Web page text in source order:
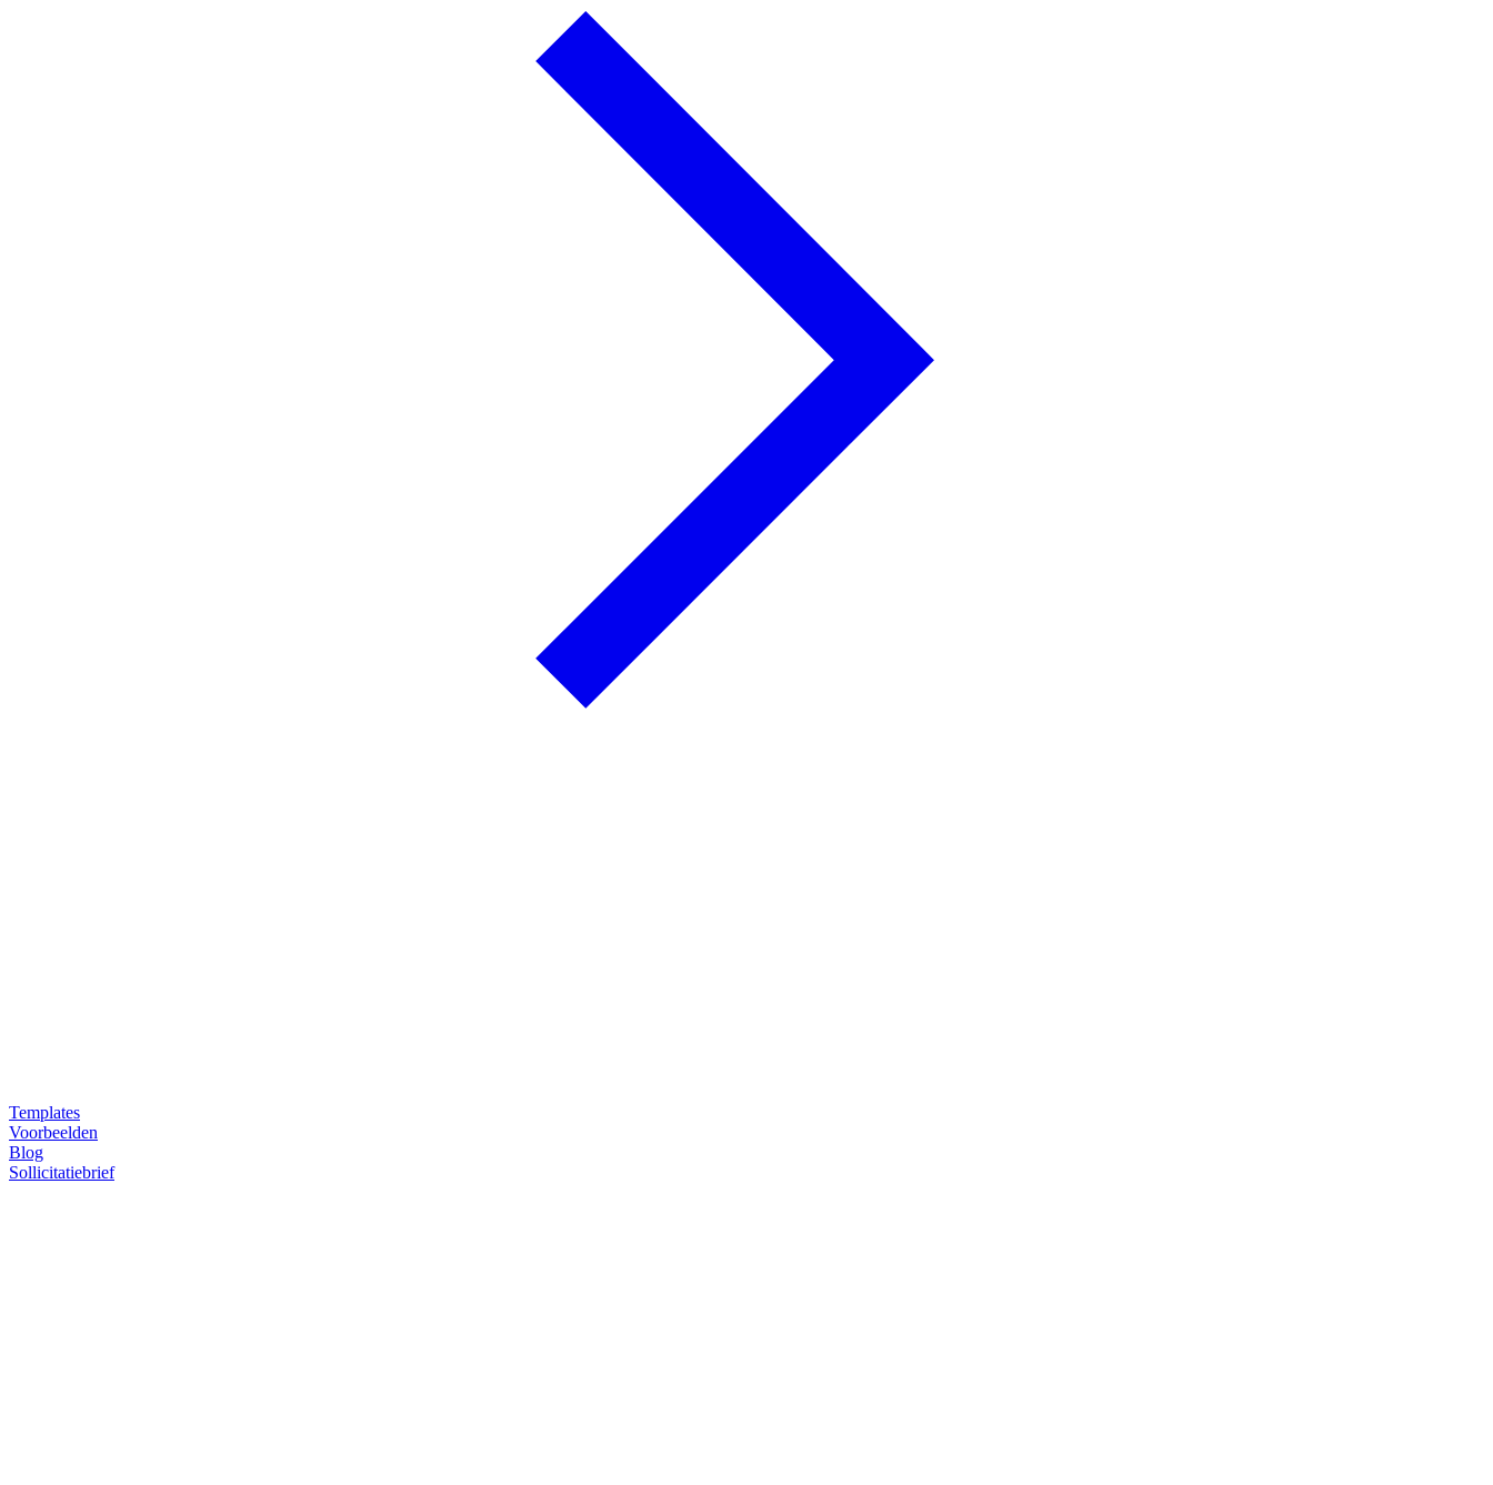
Templates
Voorbeelden
Blog
Sollicitatiebrief